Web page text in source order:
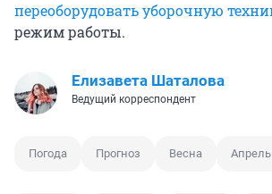
переоборудовать уборочную
режим работы.
Елизавета Шаталова
Ведущий корреспондент
Погода Прогноз Весна Апрель